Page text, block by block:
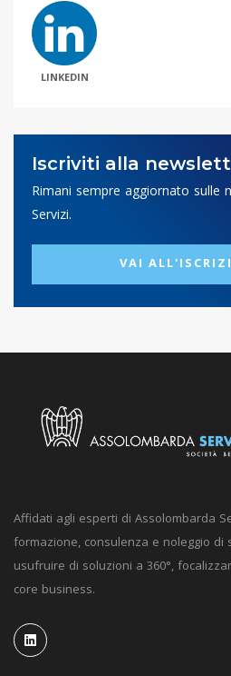
LINKEDIN
Iscriviti alla
Rimani sempre aggiornato sulle
Servizi.
VAI
Affidati agli esperti di Assolombarda
formazione, consulenza e noleggio di
usufruire di soluzioni a 360°,
core business.